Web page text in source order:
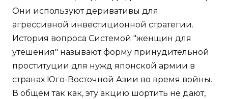
Они используют деривативы для
агрессивной инвестиционной стратегии.
История вопроса Системой "женщин для
утешения" называют форму принудительной
проституции для нужд японской армии в
странах Юго-Восточной Азии во время войны.
В общем так как, эту акцию шортить не дают,